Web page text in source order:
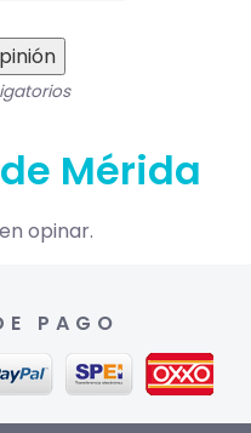
Mérida
opinar.
PAGO